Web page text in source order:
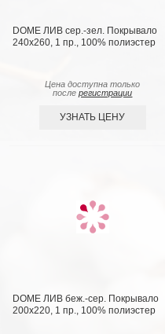
DOME ЛИВ сер.-зел. Покрывало
240х260, 1 пр., 100% полиэстер
Цена доступна только
послерегистрации
УЗНАТЬ ЦЕНУ
DOME ЛИВ беж.-сер. Покрывало
200х220, 1 пр., 100% полиэстер